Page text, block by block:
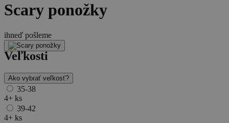
Scary ponožky
ihneď pošleme
Veľkosti
Ako vybrať veľkosť?
35-38
4+ ks
39-42
4+ ks